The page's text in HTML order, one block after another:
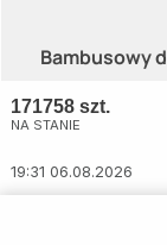
Bambusowy
171758 szt.
NA STANIE
19:31 06.08.2026